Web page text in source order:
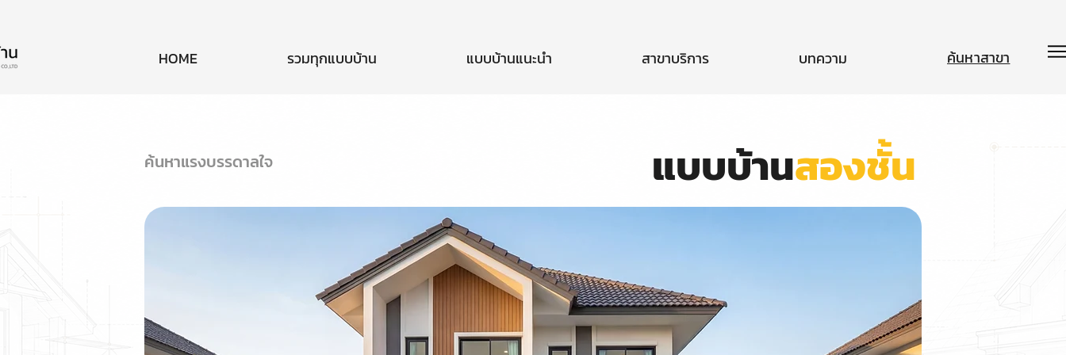
HOME รวมทุกแบบบ้าน แบบบ้านแนะนำ สาขาบริการ บทความ ค้นหาสาขา
ค้นหาแรงบรรดาลใจ แบบบ้านสองชั้น